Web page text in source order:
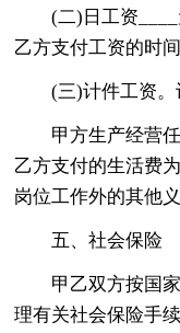
(二)日工资
乙方支付工资的时
(三)计件工资。
甲方生产经营
乙方支付的生活费
岗位工作外的其他义
五、社会保险
甲乙双方按国
理有关社会保险手